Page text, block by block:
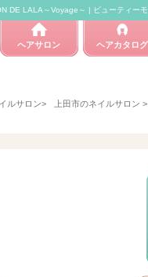
DE LALA～Voyage～ | ビューティーモ
ヘアサロン ヘアカタログ
ルサロン> 上田市のネイルサロン >